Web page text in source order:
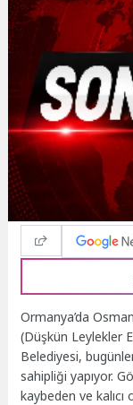
Ormanya’da
(Düşkün Leylekler
Belediyesi,
sahipliği yapıyor.
kaybeden ve